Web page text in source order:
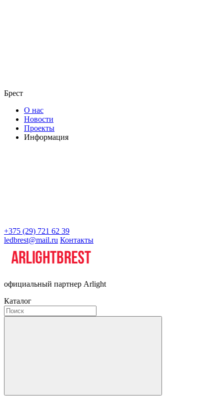
Брест
О нас
Новости
Проекты
Информация
+375 (29) 721 62 39
ledbrest@mail.ru Контакты
официальный партнер Arlight
Каталог